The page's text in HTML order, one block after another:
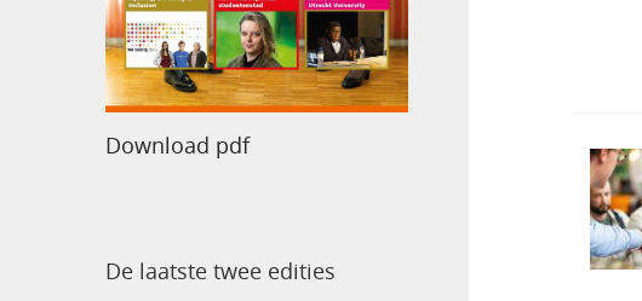
Download pdf
De laatste twee edities